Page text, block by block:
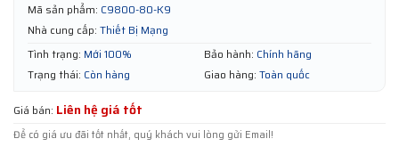
Mã sản phẩm: C9800-80-K9
Nhà cung cấp: Thiết Bị Mạng
Tình trạng: Mới 100% Bảo hành: Chính hãng
Trạng thái: Còn hàng Giao hàng: Toàn quốc
Giá bán: Liên hệ giá tốt
Để có giá ưu đãi tốt nhất, quý khách vui lòng gửi Email!